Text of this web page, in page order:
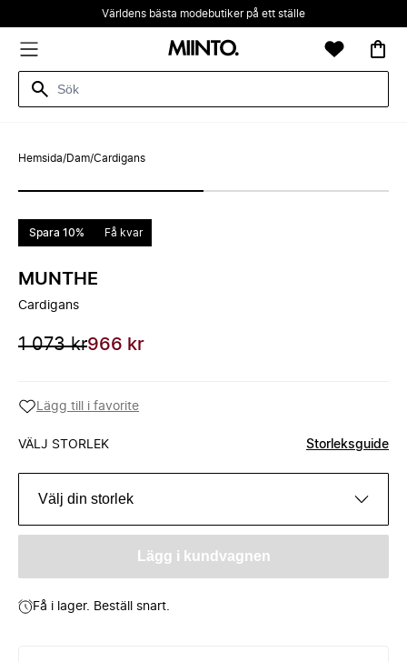
Världens bästa modebutiker på ett ställe
Hemsida/Dam/Cardigans
Spara 10% Få kvar
MUNTHE
Cardigans
1 073 kr966 kr
Lägg till i favorite
VÄLJ STORLEK Storleksguide
Välj din storlek
Lägg i kundvagnen
Få i lager. Beställ snart.